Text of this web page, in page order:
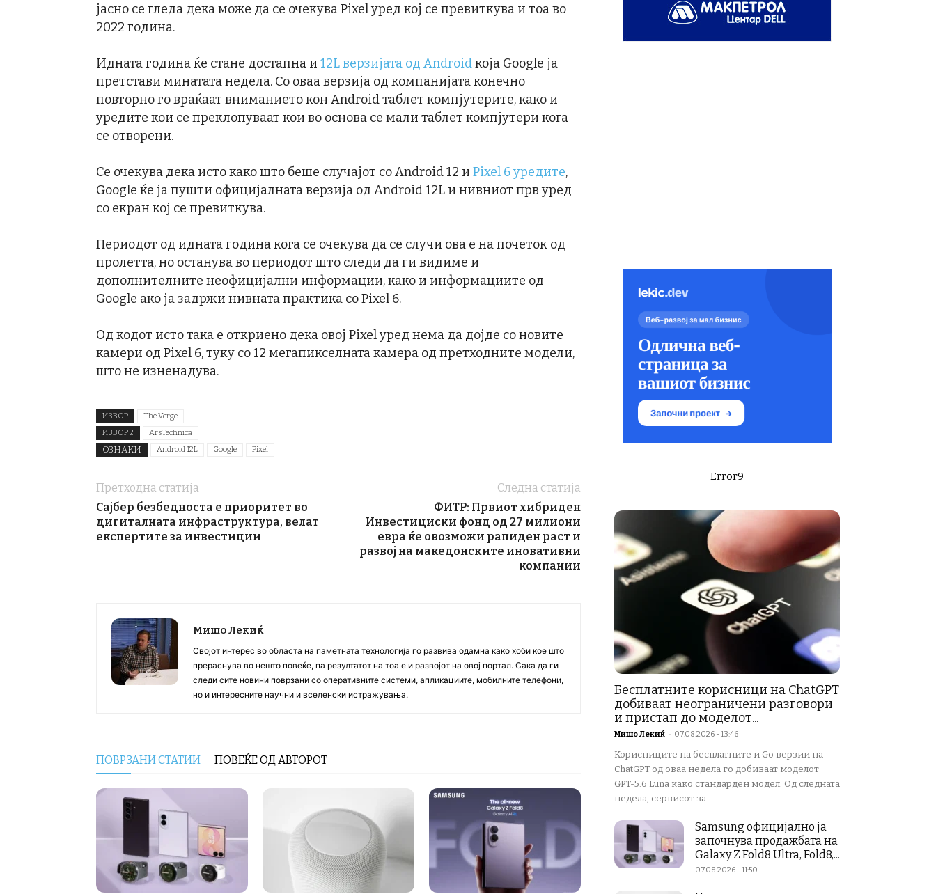
јасно се гледа дека може да се очекува Pixel уред кој се превиткува и тоа во
2022 година.
Идната година ќе стане достапна и 12L верзијата од Androidкоја Google ја
претстави минатата недела. Со оваа верзија од компанијата конечно
повторно го враќаат вниманието кон Android таблет компјутерите, како и
уредите кои се преклопуваат кои во основа се мали таблет компјутери кога
се отворени.
Се очекува дека исто како што беше случајот со Android 12 и Pixel 6 уредите,
Google ќе ја пушти официјалната верзија од Android 12L и нивниот прв уред
со екран кој се превиткува.
Периодот од идната година кога се очекува да се случи ова е на почеток од
пролетта, но останува во периодот што следи да ги видиме и
дополнителните неофицијални информации, како и информациите од
Google ако ја задржи нивната практика со Pixel 6.
Од кодот исто така е откриено дека овој Pixel уред нема да дојде со новите
камери од Pixel 6, туку со 12 мегапикселната камера од претходните модели,
што не изненадува.
ИЗВОР
The Verge
ИЗВОР 2
ArsTechnica
ОЗНАКИ Android 12L Google Pixel
Претходна статија
Сајбер безбедноста е приоритет во
дигиталната инфраструктура, велат
експертите за инвестиции
Следна статија
ФИТР: Првиот хибриден
Инвестициски фонд од 27 милиони
евра ќе овозможи рапиден раст и
развој на македонските иновативни
компании
Мишо Лекиќ
Својот интерес во областа на паметната технологија го развива одамна како хоби кое што
прераснува во нешто повеќе, па резултатот на тоа е и развојот на овој портал. Сака да ги
следи сите новини поврзани со оперативните системи, апликациите, мобилните телефони,
но и интересните научни и вселенски истражувања.
ПОВРЗАНИ СТАТИИ ПОВЕЌЕ ОД АВТОРОТ
Error9
Бесплатните корисници на ChatGPT
добиваат неограничени разговори
и пристап до моделот...
Мишо Лекиќ - 07.08.2026 - 13:46
Корисниците на бесплатните и Go верзии на
ChatGPT од оваа недела го добиваат моделот
GPT-5.6 Luna како стандарден модел. Од следната
недела, сервисот за...
Samsung официјално ја
започнува продажбата на
Galaxy Z Fold8 Ultra, Fold8,...
07.08.2026 - 11:50